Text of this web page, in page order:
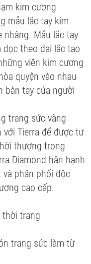
kim cương
mẫu lắc tay kim
nhàng. Mẫu lắc tay
theo đai lắc tạo
viên kim cương
quyện vào nhau
bàn tay của người
trang sức vàng
Tierra để được tư
thượng trong
Diamond hân hạnh
phân phối độc
cao cấp.
thời trang
trang sức làm từ